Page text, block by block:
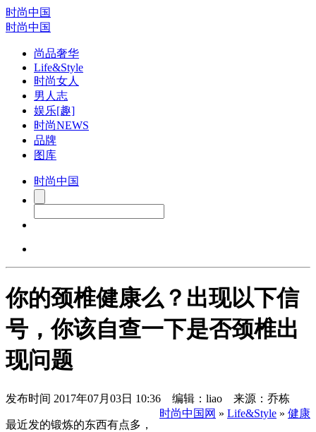
时尚中国
时尚中国
尚品奢华
Life&Style
时尚女人
男人志
娱乐[趣]
时尚NEWS
品牌
图库
时尚中国
你的颈椎健康么？出现以下信
号，你该自查一下是否颈椎出
现问题
发布时间 2017年07月03日 10:36 编辑：liao 来源：乔栋
时尚中国网 » Life&Style » 健康
最近发的锻炼的东西有点多，